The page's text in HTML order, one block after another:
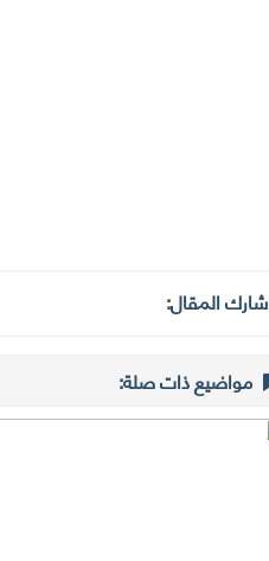
شارك المقال:
مواضيع ذات صلة: